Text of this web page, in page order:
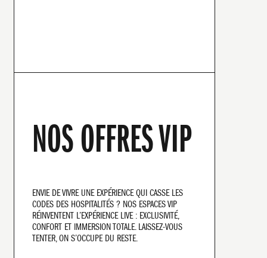
NOS OFFRES VIP
ENVIE DE VIVRE UNE EXPÉRIENCE QUI CASSE LES
CODES DES HOSPITALITÉS ? NOS ESPACES VIP
RÉINVENTENT L’EXPÉRIENCE LIVE : EXCLUSIVITÉ,
CONFORT ET IMMERSION TOTALE. LAISSEZ-VOUS
TENTER, ON S’OCCUPE DU RESTE.